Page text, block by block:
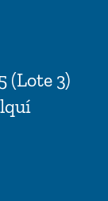
(Lote 3)